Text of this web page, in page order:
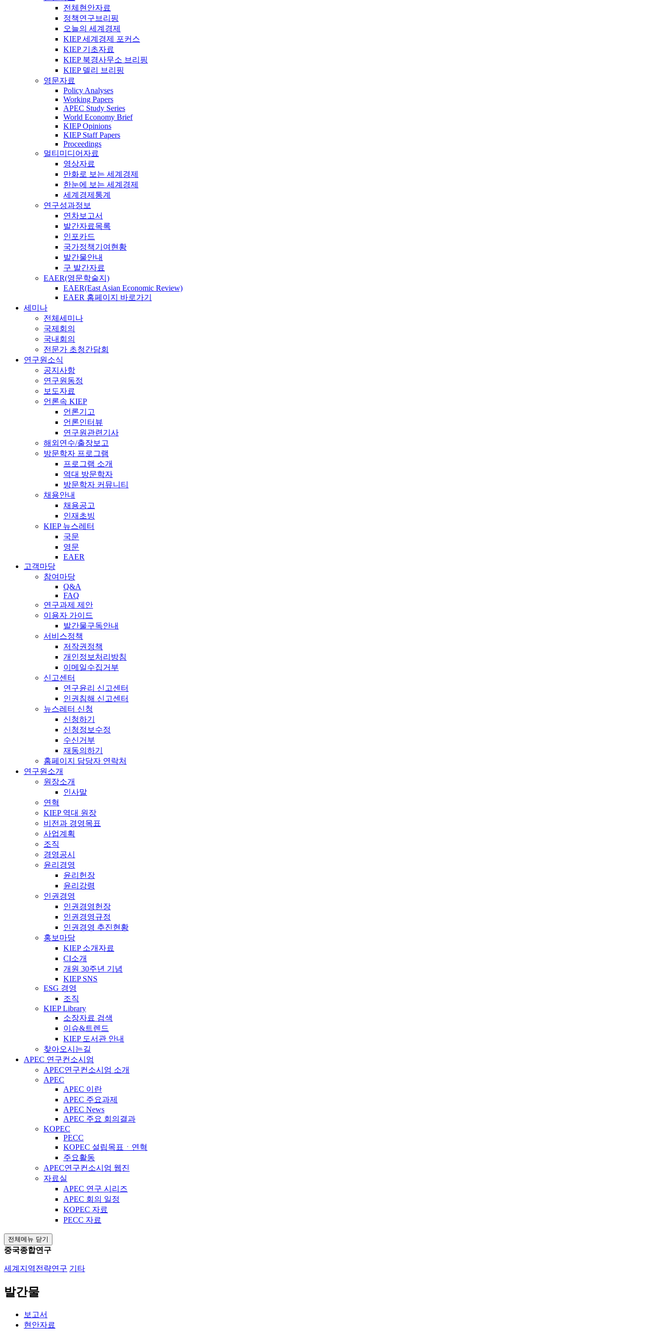
전체현안자료
정책연구브리핑
오늘의 세계경제
KIEP 세계경제 포커스
KIEP 기초자료
KIEP 북경사무소 브리핑
KIEP 델리 브리핑
영문자료
Policy Analyses
Working Papers
APEC Study Series
World Economy Brief
KIEP Opinions
KIEP Staff Papers
Proceedings
멀티미디어자료
영상자료
만화로 보는 세계경제
한눈에 보는 세계경제
세계경제통계
연구성과정보
연차보고서
발간자료목록
인포카드
국가정책기여현황
발간물안내
구 발간자료
EAER(영문학술지)
EAER(East Asian Economic Review)
EAER 홈페이지 바로가기
세미나
전체세미나
국제회의
국내회의
전문가 초청간담회
연구원소식
공지사항
연구원동정
보도자료
언론속 KIEP
언론기고
언론인터뷰
연구원관련기사
해외연수/출장보고
방문학자 프로그램
프로그램 소개
역대 방문학자
방문학자 커뮤니티
채용안내
채용공고
인재초빙
KIEP 뉴스레터
국문
영문
EAER
고객마당
참여마당
Q&A
FAQ
연구과제 제안
이용자 가이드
발간물구독안내
서비스정책
저작권정책
개인정보처리방침
이메일수집거부
신고센터
연구윤리 신고센터
인권침해 신고센터
뉴스레터 신청
신청하기
신청정보수정
수신거부
재동의하기
홈페이지 담당자 연락처
연구원소개
원장소개
인사말
연혁
KIEP 역대 원장
비전과 경영목표
사업계획
조직
경영공시
윤리경영
윤리헌장
윤리강령
인권경영
인권경영헌장
인권경영규정
인권경영 추진현황
홍보마당
KIEP 소개자료
CI소개
개원 30주년 기념
KIEP SNS
ESG 경영
조직
KIEP Library
소장자료 검색
이슈&트렌드
KIEP 도서관 안내
찾아오시는길
APEC 연구컨소시엄
APEC연구컨소시엄 소개
APEC
APEC 이란
APEC 주요과제
APEC News
APEC 주요 회의결과
KOPEC
PECC
KOPEC 설립목표ㆍ연혁
주요활동
APEC연구컨소시엄 웹진
자료실
APEC 연구 시리즈
APEC 회의 일정
KOPEC 자료
PECC 자료
전체메뉴 닫기
중국종합연구
세계지역전략연구 기타
발간물
보고서
현안자료